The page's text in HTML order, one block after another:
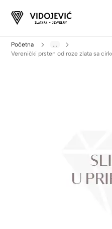
Početna
...
Verenički prsten od roze zlata sa